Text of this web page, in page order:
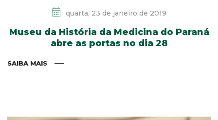
quarta, 23 de janeiro de 2019
Museu da História da Medicina do Paraná
abre as portas no dia 28
SAIBA MAIS